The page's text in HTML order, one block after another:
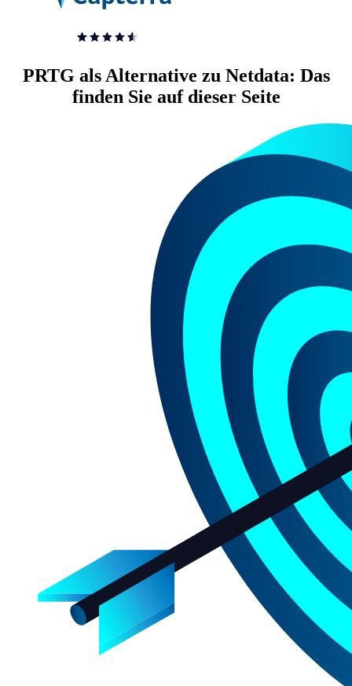
PRTG als Alternative zu Netdata: Das
finden Sie auf dieser Seite